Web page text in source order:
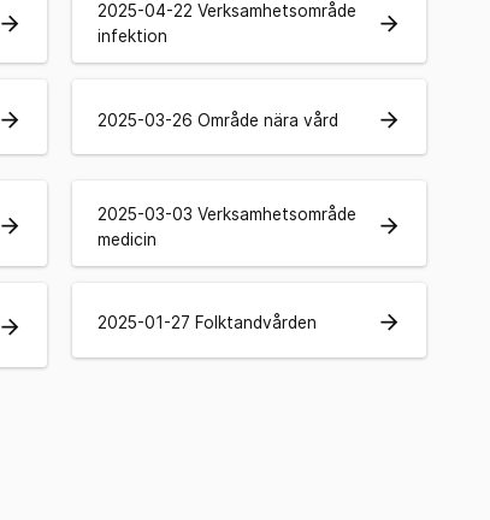
arrow_forward
2025-04-22 Verksamhetsområde
infektion
arrow_forward
arrow_forward 2025-03-26 Område nära vård arrow_forward
arrow_forward
2025-03-03 Verksamhetsområde
medicin
arrow_forward
arrow_forward 2025-01-27 Folktandvården arrow_forward